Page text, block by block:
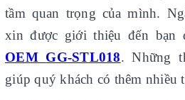
tầm quan trọng của mình.
xin được giới thiệu đến bạn
OEM GG-STL018. Những
giúp quý khách có thêm nhiều